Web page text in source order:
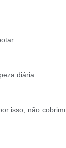
diária.
isso, não